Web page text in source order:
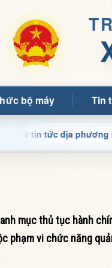
bộ máy Tin
địa phương nhanh
mục thủ tục hành
phạm vi chức năng